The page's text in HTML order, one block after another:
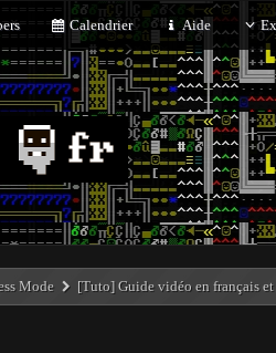
Calendrier Aide
Mode [Tuto] Guide vidéo en français